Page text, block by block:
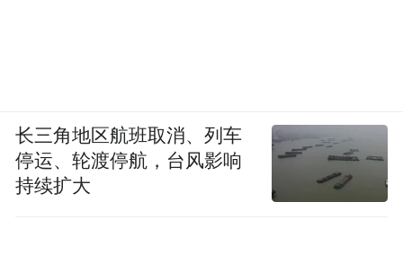
长三角地区航班取消、列车
停运、轮渡停航，台风影响
持续扩大